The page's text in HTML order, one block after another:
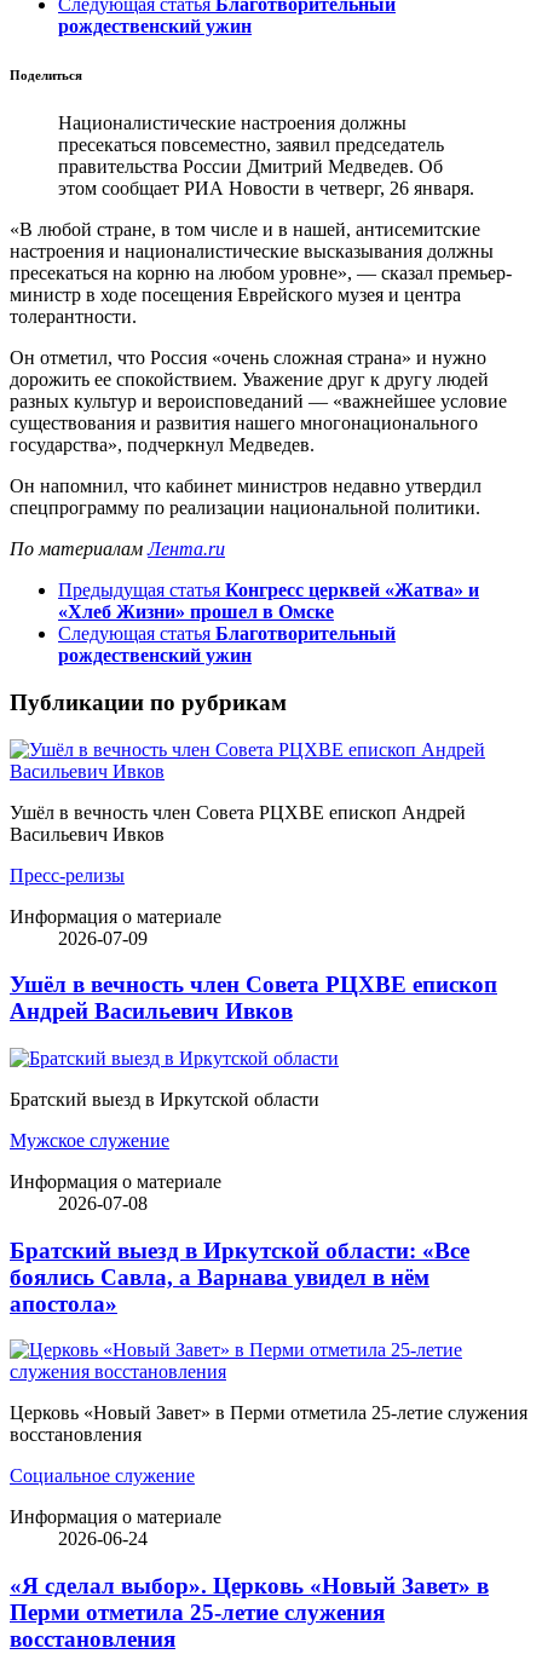
Следующая статья Благотворительный
рождественский ужин
Поделиться
Националистические настроения должны
пресекаться повсеместно, заявил председатель
правительства России Дмитрий Медведев. Об
этом сообщает РИА Новости в четверг, 26 января.
«В любой стране, в том числе и в нашей, антисемитские
настроения и националистические высказывания должны
пресекаться на корню на любом уровне», — сказал премьер-
министр в ходе посещения Еврейского музея и центра
толерантности.
Он отметил, что Россия «очень сложная страна» и нужно
дорожить ее спокойствием. Уважение друг к другу людей
разных культур и вероисповеданий — «важнейшее условие
существования и развития нашего многонационального
государства», подчеркнул Медведев.
Он напомнил, что кабинет министров недавно утвердил
спецпрограмму по реализации национальной политики.
По материаламЛента.ru
Предыдущая статья Конгресс церквей «Жатва» и
«Хлеб Жизни» прошел в Омске
Следующая статья Благотворительный
рождественский ужин
Публикации по рубрикам
Ушёл в вечность член Совета РЦХВЕ епископ Андрей
Васильевич Ивков
Пресс-релизы
Информация о материале
2026-07-09
Ушёл в вечность член Совета РЦХВЕ епископ
Андрей Васильевич Ивков
Братский выезд в Иркутской области
Мужское служение
Информация о материале
2026-07-08
Братский выезд в Иркутской области: «Все
боялись Савла, а Варнава увидел в нём
апостола»
Церковь «Новый Завет» в Перми отметила 25-летие служения
восстановления
Социальное служение
Информация о материале
2026-06-24
«Я сделал выбор». Церковь «Новый Завет» в
Перми отметила 25-летие служения
восстановления